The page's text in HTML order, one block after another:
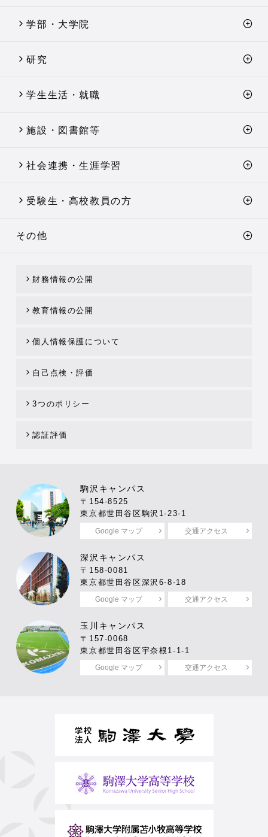
学部・大学院
研究
学生生活・就職
施設・図書館等
社会連携・生涯学習
受験生・高校教員の方
その他
財務情報の公開
教育情報の公開
個人情報保護について
自己点検・評価
3つのポリシー
認証評価
駒沢キャンパス
〒154-8525
東京都世田谷区駒沢1-23-1
Google マップ 交通アクセス
深沢キャンパス
〒158-0081
東京都世田谷区深沢6-8-18
Google マップ 交通アクセス
玉川キャンパス
〒157-0068
東京都世田谷区宇奈根1-1-1
Google マップ 交通アクセス